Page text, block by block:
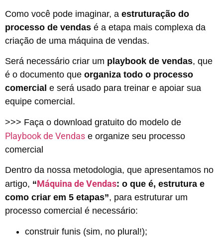
Como você pode imaginar, a estruturação do
processo de vendas é a etapa mais complexa da
criação de uma máquina de vendas.
Será necessário criar um playbook de vendas, que
é o documento que organiza todo o processo
comercial e será usado para treinar e apoiar sua
equipe comercial.
>>> Faça o download gratuito do modelo de
Playbook de Vendas e organize seu processo
comercial
Dentro da nossa metodologia, que apresentamos no
artigo, “Máquina de Vendas: o que é, estrutura e
como criar em 5 etapas”, para estruturar um
processo comercial é necessário:
construir funis (sim, no plural!);